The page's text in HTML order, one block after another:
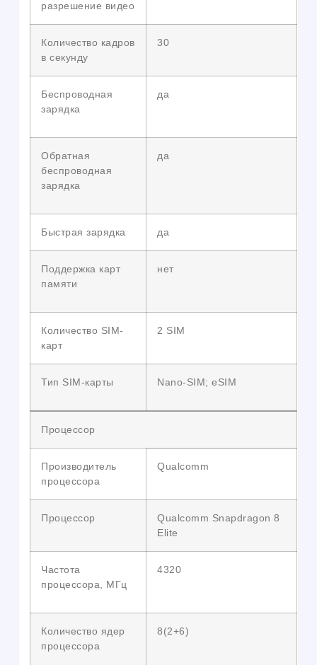
разрешение видео
Количество кадров
в секунду
30
Беспроводная
зарядка
да
Обратная
беспроводная
зарядка
да
Быстрая зарядка да
Поддержка карт
памяти
нет
Количество SIM-
карт
2 SIM
Тип SIM-карты Nano-SIM; eSIM
Процессор
Производитель
процессора
Qualcomm
Процессор
Qualcomm Snapdragon 8
Elite
Частота
процессора, МГц
4320
Количество ядер
процессора
8(2+6)